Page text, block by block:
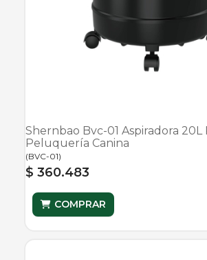
Shernbao Bvc-01 Aspiradora 20L
Peluquería Canina
(BVC-01)
$ 360.483
COMPRAR